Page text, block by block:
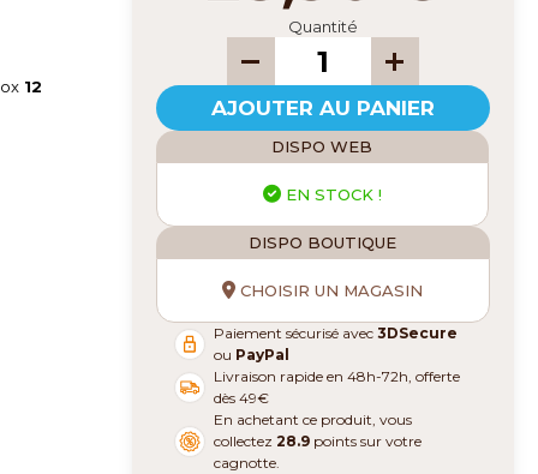
12
Quantité
AJOUTER AU PANIER
DISPO WEB
EN STOCK !
DISPO BOUTIQUE
CHOISIR UN MAGASIN
Paiement sécurisé avec3DSecure
ou PayPal
Livraison rapide en 48h-72h, offerte
dès 49€
En achetant ce produit, vous
collectez28.9 points sur votre
cagnotte.